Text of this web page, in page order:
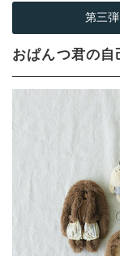
第三
おぱんつ君の自